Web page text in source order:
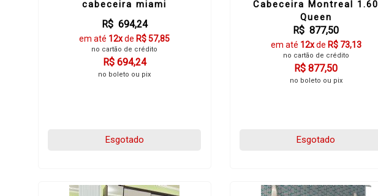
cabeceira miami
R$ 694,24
em até 12xde R$ 57,85
no cartão de crédito
R$ 694,24
no boleto ou pix
Esgotado
Cabeceira Montreal 1.60
Queen
R$ 877,50
em até 12xde R$ 73,13
no cartão de crédito
R$ 877,50
no boleto ou pix
Esgotado